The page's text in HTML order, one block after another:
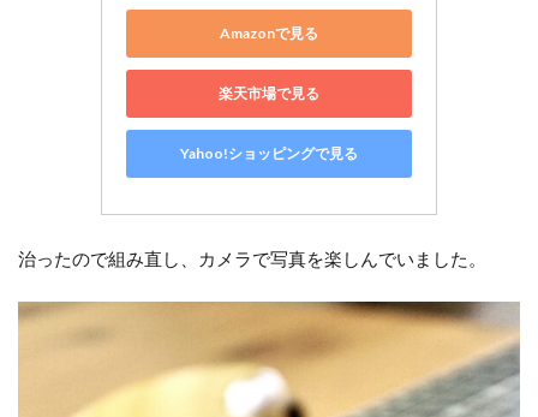
Amazonで見る
楽天市場で見る
Yahoo!ショッピングで見る
治ったので組み直し、カメラで写真を楽しんでいました。